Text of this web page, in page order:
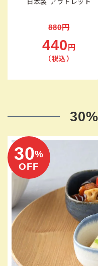
日本製 アウトレット
880円
440 円
（税込）
30%
OFF